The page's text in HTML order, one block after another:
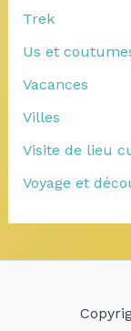
Trek
Us et
Vacances
Villes
Visite de lieu
Voyage et